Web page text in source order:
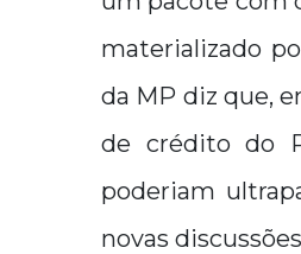
materializado
da MP diz que,
de crédito do
poderiam
novas